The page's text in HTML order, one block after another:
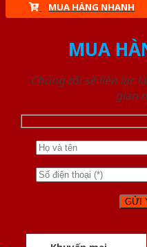
MUA HÀNG NHANH
MUA
Chúng tôi sẽ liên lạc
gian